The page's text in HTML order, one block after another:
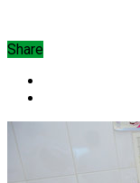
Share